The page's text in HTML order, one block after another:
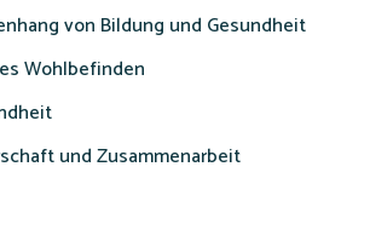
von Bildung und Gesundheit
Wohlbefinden
und Zusammenarbeit